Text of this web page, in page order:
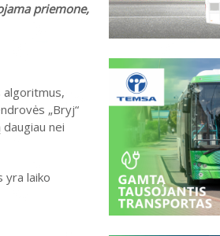
priemone,
algoritmus,
„Bryj“
nei
yra laiko